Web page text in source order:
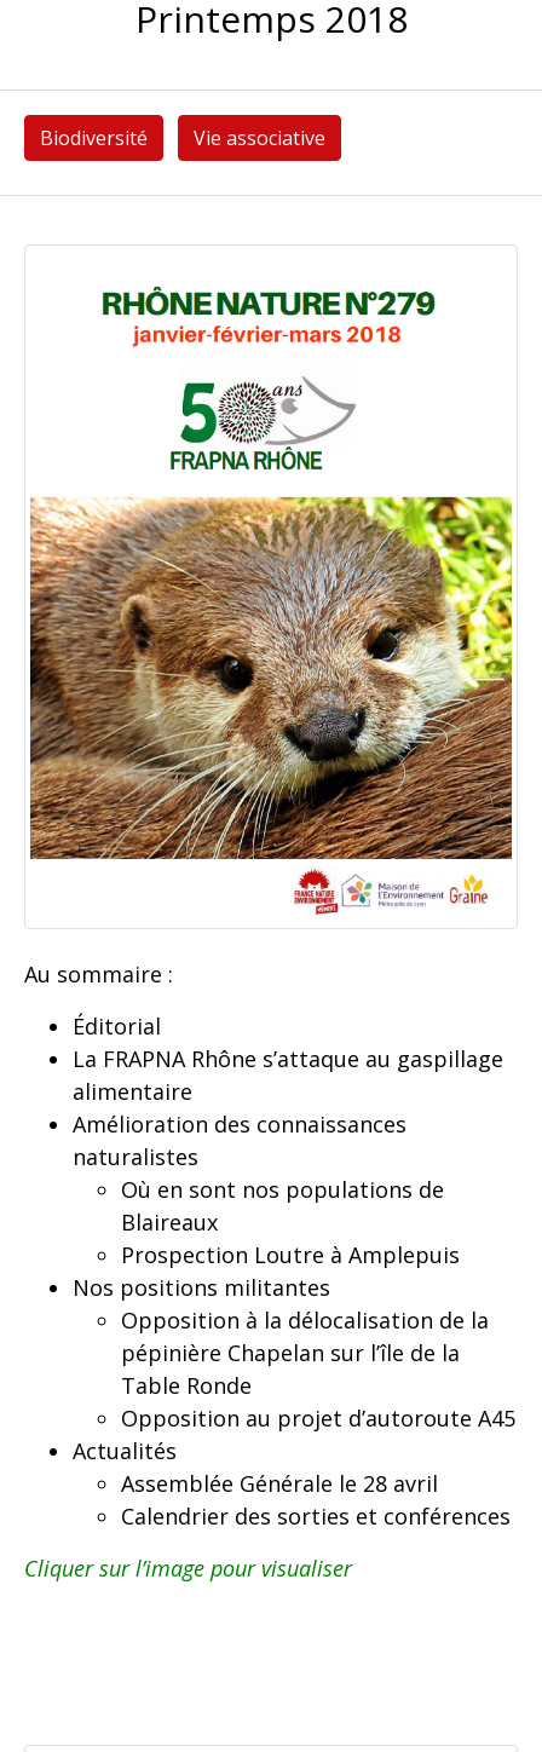
Printemps 2018
Biodiversité Vie associative
Au sommaire :
Éditorial
La FRAPNA Rhône s’attaque au gaspillage
alimentaire
Amélioration des connaissances
naturalistes
Où en sont nos populations de
Blaireaux
Prospection Loutre à Amplepuis
Nos positions militantes
Opposition à la délocalisation de la
pépinière Chapelan sur l’île de la
Table Ronde
Opposition au projet d’autoroute A45
Actualités
Assemblée Générale le 28 avril
Calendrier des sorties et conférences
Cliquer sur l’image pour visualiser